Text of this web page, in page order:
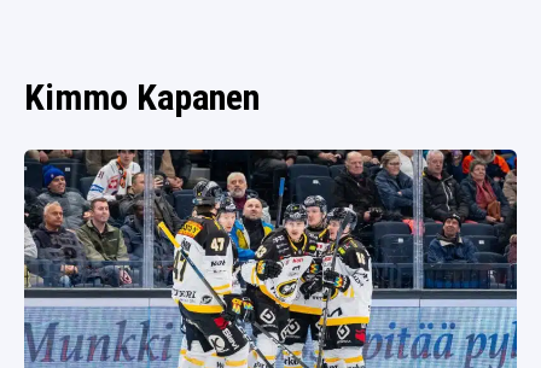
Kimmo Kapanen